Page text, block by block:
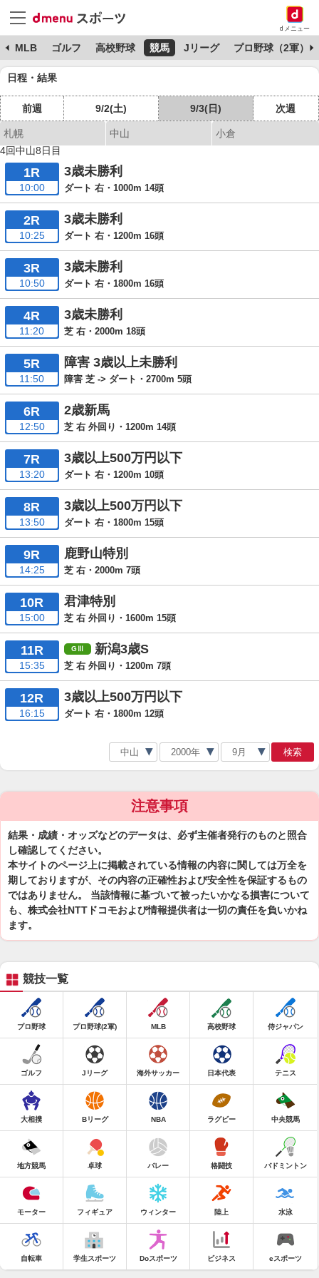
dメニュー
MLB ゴルフ 高校野球 競馬 Jリーグ プロ野球（2軍）
日程・結果
前週 9/2(土) 9/3(日) 次週
札幌 中山
小倉
4回中山8日目
1R
10:00
3歳未勝利
ダート 右・1000m 14頭
2R
10:25
3歳未勝利
ダート 右・1200m 16頭
3R
10:50
3歳未勝利
ダート 右・1800m 16頭
4R
11:20
3歳未勝利
芝 右・2000m 18頭
5R
11:50
障害 3歳以上未勝利
障害 芝 -> ダート・2700m 5頭
6R
12:50
2歳新馬
芝 右 外回り・1200m 14頭
7R
13:20
3歳以上500万円以下
ダート 右・1200m 10頭
8R
13:50
3歳以上500万円以下
ダート 右・1800m 15頭
9R
14:25
鹿野山特別
芝 右・2000m 7頭
10R
15:00
君津特別
芝 右 外回り・1600m 15頭
11R
15:35
新潟3歳S
芝 右 外回り・1200m 7頭
12R
16:15
3歳以上500万円以下
ダート 右・1800m 12頭
検索
注意事項
結果・成績・オッズなどのデータは、必ず主催者発行のものと照合
し確認してください。
本サイトのページ上に掲載されている情報の内容に関しては万全を
期しておりますが、その内容の正確性および安全性を保証するもの
ではありません。 当該情報に基づいて被ったいかなる損害について
も、株式会社NTTドコモおよび情報提供者は一切の責任を負いかね
ます。
競技一覧
プロ野球 プロ野球(2軍) MLB 高校野球 侍ジャパン
ゴルフ Jリーグ 海外サッカー 日本代表 テニス
大相撲 Bリーグ NBA ラグビー 中央競馬
地方競馬 卓球 バレー 格闘技 バドミントン
モーター フィギュア ウィンター 陸上 水泳
自転車 学生スポーツ Doスポーツ ビジネス eスポーツ